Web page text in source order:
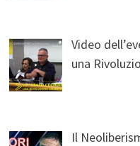
Video
una
Il